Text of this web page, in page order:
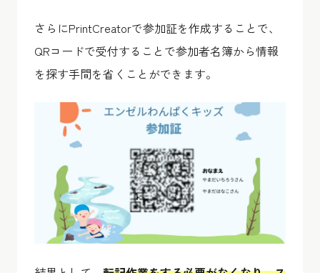
さらにPrintCreatorで参加証を作成することで、
QRコードで受付することで参加者名簿から情報
を探す手間を省くことができます。